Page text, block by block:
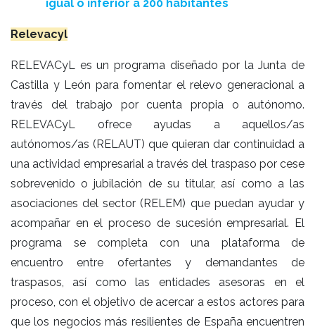
igual o inferior a 200 habitantes
Relevacyl
RELEVACyL es un programa diseñado por la Junta de
Castilla y León para fomentar el relevo generacional a
través del trabajo por cuenta propia o autónomo.
RELEVACyL ofrece ayudas a aquellos/as
autónomos/as (RELAUT) que quieran dar continuidad a
una actividad empresarial a través del traspaso por cese
sobrevenido o jubilación de su titular, así como a las
asociaciones del sector (RELEM) que puedan ayudar y
acompañar en el proceso de sucesión empresarial. El
programa se completa con una plataforma de
encuentro entre ofertantes y demandantes de
traspasos, así como las entidades asesoras en el
proceso, con el objetivo de acercar a estos actores para
que los negocios más resilientes de España encuentren